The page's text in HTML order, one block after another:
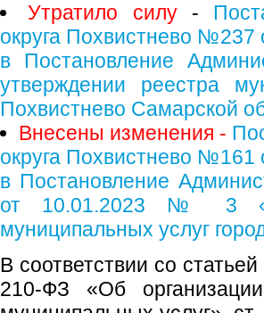
Утратило силу-
округа Похвистнево №237
в Постановление
утверждении реестра
Похвистнево Самарской
Внесены изменения -
округа Похвистнево №161
в Постановление
от 10.01.2023 № 3
муниципальных услуг
В соответствии со
210-ФЗ «Об